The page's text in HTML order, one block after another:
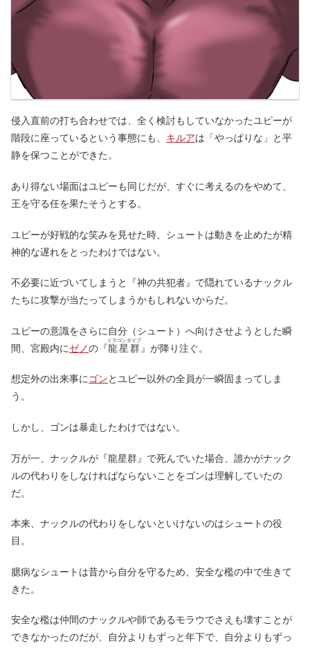
侵入直前の打ち合わせでは、全く検討もしていなかったユピーが
階段に座っているという事態にも、 キルアは「やっぱりな」と平
静を保つことができた。
あり得ない場面はユピーも同じだが、すぐに考えるのをやめて、
王を守る任を果たそうとする。
ユピーが好戦的な笑みを見せた時、シュートは動きを止めたが精
神的な遅れをとったわけではない。
不必要に近づいてしまうと『神の共犯者』で隠れているナックル
たちに攻撃が当たってしまうかもしれないからだ。
ユピーの意識をさらに自分（シュート）へ向けさせようとした瞬
間、宮殿内にゼノの『龍星群
ドラゴンダイブ
』が降り注ぐ。
想定外の出来事にゴンとユピー以外の全員が一瞬固まってしま
う。
しかし、ゴンは暴走したわけではない。
万が一、ナックルが『龍星群』で死んでいた場合、誰かがナック
ルの代わりをしなければならないことをゴンは理解していたの
だ。
本来、ナックルの代わりをしないといけないのはシュートの役
目。
臆病なシュートは昔から自分を守るため、安全な檻の中で生きて
きた。
安全な檻は仲間のナックルや師であるモラウでさえも壊すことが
できなかったのだが、自分よりもずっと年下で、自分よりもずっ